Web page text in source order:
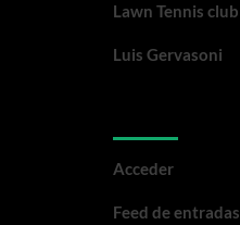
Lawn Tennis club
Luis Gervasoni
Acceder
Feed de entradas